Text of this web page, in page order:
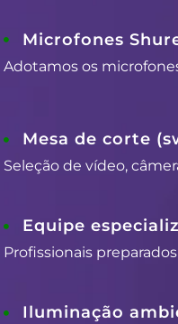
Microfones
Adotamos os
Mesa de corte
Seleção de vídeo,
Equipe
Profissionais
Iluminação